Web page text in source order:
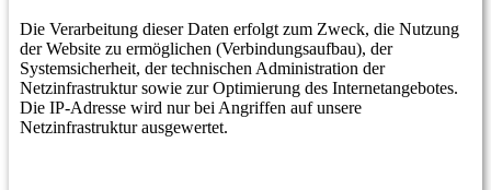
Die Verarbeitung dieser Daten erfolgt zum Zweck, die Nutzung
der Website zu ermöglichen (Verbindungsaufbau), der
Systemsicherheit, der technischen Administration der
Netzinfrastruktur sowie zur Optimierung des Internetangebotes.
Die IP-Adresse wird nur bei Angriffen auf unsere
Netzinfrastruktur ausgewertet.